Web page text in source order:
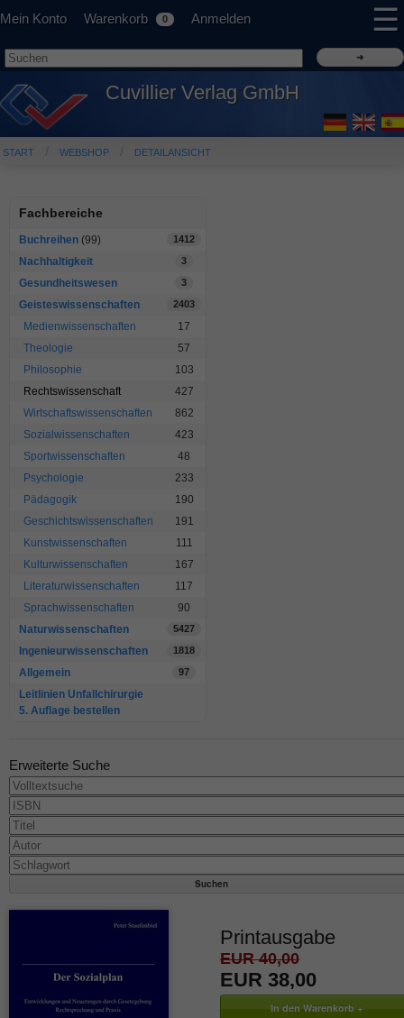
Mein Konto Warenkorb 0 Anmelden ☰
Cuvillier Verlag GmbH
START WEBSHOP DETAILANSICHT
Fachbereiche
Buchreihen (99) 1412
Nachhaltigkeit 3
Gesundheitswesen 3
Geisteswissenschaften 2403
Medienwissenschaften
17
Theologie
57
Philosophie
103
Rechtswissenschaft
427
Wirtschaftswissenschaften
862
Sozialwissenschaften
423
Sportwissenschaften
48
Psychologie
233
Pädagogik
190
Geschichtswissenschaften
191
Kunstwissenschaften
111
Kulturwissenschaften
167
Literaturwissenschaften
117
Sprachwissenschaften
90
Naturwissenschaften
5427
Ingenieurwissenschaften 1818
Allgemein 97
Leitlinien Unfallchirurgie
5. Auflage bestellen
Erweiterte Suche
Printausgabe
EUR 40,00
EUR 38,00